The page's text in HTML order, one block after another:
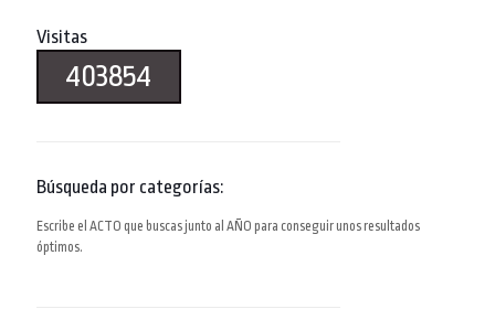
Visitas
403854
Búsqueda por categorías:
Escribe el ACTO que buscas junto al AÑO para conseguir unos resultados
óptimos.